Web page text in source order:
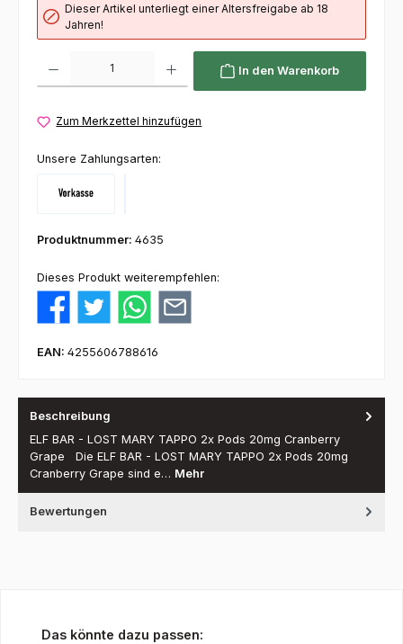
Dieser Artikel unterliegt einer Altersfreigabe ab 18
Jahren!
In den Warenkorb
Zum Merkzettel hinzufügen
Unsere Zahlungsarten:
Produktnummer: 4635
Dieses Produkt weiterempfehlen:
EAN: 4255606788616
Beschreibung
ELF BAR - LOST MARY TAPPO 2x Pods 20mg Cranberry
Grape Die ELF BAR - LOST MARY TAPPO 2x Pods 20mg
Cranberry Grape sind e… Mehr
Bewertungen
Produktgalerie überspringen
Das könnte dazu passen: